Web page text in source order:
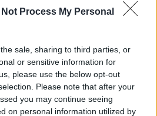
Not Process My Personal
sale, sharing to third parties, or
or sensitive information for
please use the below opt-out
Please note that after your
you may continue seeing
on personal information utilized by